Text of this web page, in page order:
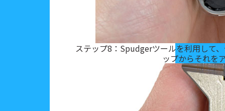
ステップ8：Spudgerツールを利用して
ップからそれを